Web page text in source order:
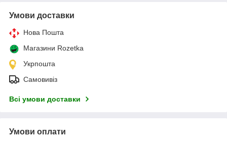
Умови доставки
Нова Пошта
Магазини Rozetka
Укрпошта
Самовивіз
Всі умови доставки
Умови оплати